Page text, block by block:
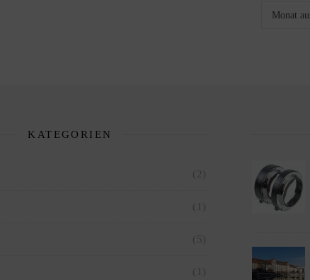
KATEGORIEN
(2)
(1)
(5)
(1)